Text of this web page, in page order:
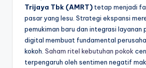
Trijaya Tbk (AMRT) tetap menjadi
pasar yang lesu. Strategi ekspansi
pemukiman baru dan integrasi layanan
digital membuat fundamental
kokoh. Saham ritel kebutuhan pokok
terpengaruh oleh sentimen negatif